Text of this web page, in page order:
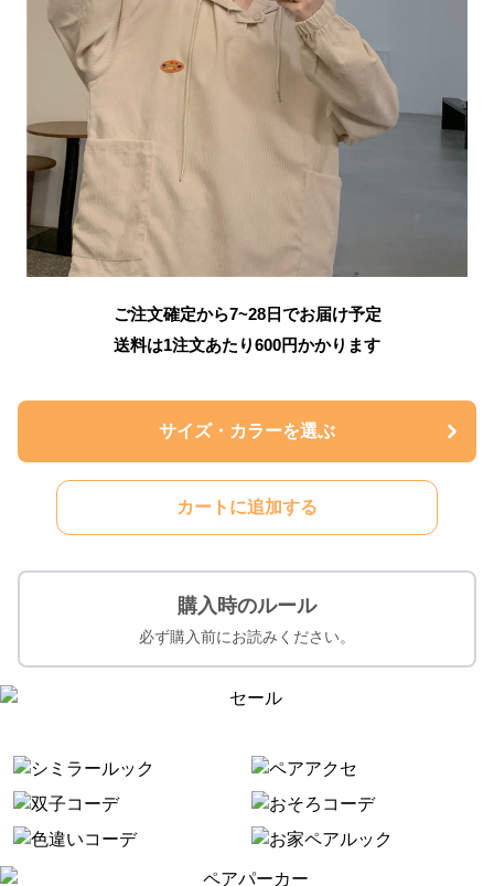
ご注文確定から7~28日でお届け予定
送料は1注文あたり600円かかります
サイズ・カラーを選ぶ
カートに追加する
購入時のルール
必ず購入前にお読みください。